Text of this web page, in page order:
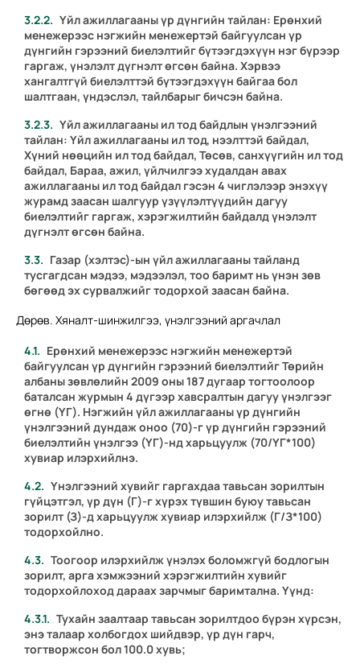
Үйл ажиллагааны үр дүнгийн тайлан: Ерөнхий
менежерээс нэгжийн менежертэй байгуулсан үр
дүнгийн гэрээний биелэлтийг бүтээгдэхүүн нэг бүрээр
гаргаж, үнэлэлт дүгнэлт өгсөн байна. Хэрвээ
хангалтгүй биелэлттэй бүтээгдэхүүн байгаа бол
шалтгаан, үндэслэл, тайлбарыг бичсэн байна.
Үйл ажиллагааны ил тод байдлын үнэлгээний
тайлан: Үйл ажиллагааны ил тод, нээлттэй байдал,
Хүний нөөцийн ил тод байдал, Төсөв, санхүүгийн ил тод
байдал, Бараа, ажил, үйлчилгээ худалдан авах
ажиллагааны ил тод байдал гэсэн 4 чиглэлээр энэхүү
журамд заасан шалгуур үзүүлэлтүүдийн дагуу
биелэлтийг гаргаж, хэрэгжилтийн байдалд үнэлэлт
дүгнэлт өгсөн байна.
Газар (хэлтэс)-ын үйл ажиллагааны тайланд
тусгагдсан мэдээ, мэдээлэл, тоо баримт нь үнэн зөв
бөгөөд эх сурвалжийг тодорхой заасан байна.
Дөрөв. Хяналт-шинжилгээ, үнэлгээний аргачлал
Ерөнхий менежерээс нэгжийн менежертэй
байгуулсан үр дүнгийн гэрээний биелэлтийг Төрийн
албаны зөвлөлийн 2009 оны 187 дугаар тогтоолоор
баталсан журмын 4 дүгээр хавсралтын дагуу үнэлгээг
өгнө (ҮГ). Нэгжийн үйл ажиллагааны үр дүнгийн
үнэлгээний дундаж оноо (70)-г үр дүнгийн гэрээний
биелэлтийн үнэлгээ (ҮГ)-нд харьцуулж (70/ҮГ*100)
хувиар илэрхийлнэ.
Үнэлгээний хувийг гаргахдаа тавьсан зорилтын
гүйцэтгэл, үр дүн (Г)-г хүрэх түвшин буюу тавьсан
зорилт (З)-д харьцуулж хувиар илэрхийлж (Г/З*100)
тодорхойлно.
Тоогоор илэрхийлж үнэлэх боломжгүй бодлогын
зорилт, арга хэмжээний хэрэгжилтийн хувийг
тодорхойлоход дараах зарчмыг баримтална. Үүнд:
Тухайн заалтаар тавьсан зорилтдоо бүрэн хүрсэн,
энэ талаар холбогдох шийдвэр, үр дүн гарч,
тогтворжсон бол 100.0 хувь;